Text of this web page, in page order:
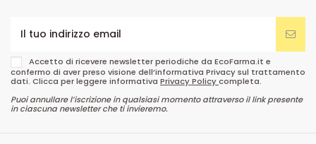
Accetto di ricevere newsletter periodiche da EcoFarma.it e
confermo di aver preso visione dell’informativa Privacy sul trattamento
dati. Clicca per leggere informativa Privacy Policycompleta.
Puoi annullare l’iscrizione in qualsiasi momento attraverso il link presente
in ciascuna newsletter che ti invieremo.